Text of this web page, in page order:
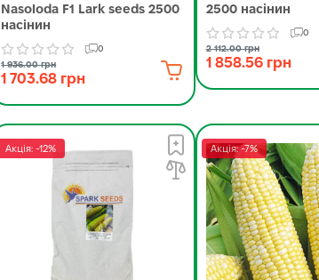
Nasoloda F1 Lark seeds 2500
насінин
0
1 936.00 грн
1 703.68 грн
2500 насінин
0
2 112.00 грн
1 858.56 грн
Акція: -12% Акція: -7%